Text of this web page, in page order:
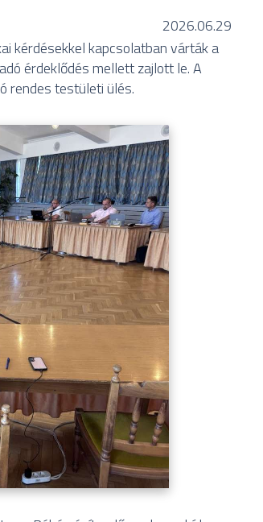
2026.06.29
kérdésekkel kapcsolatban várták a
érdeklődés mellett zajlott le. A
rendes testületi ülés.